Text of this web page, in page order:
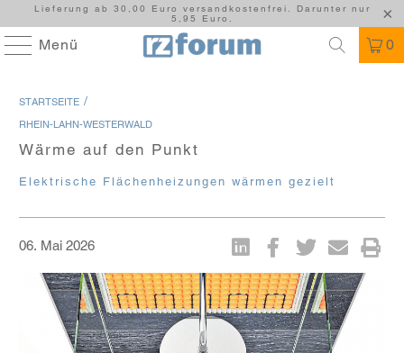
Lieferung ab 30,00 Euro versandkostenfrei. Darunter nur
5,95 Euro.
Menü 0
STARTSEITE /
RHEIN-LAHN-WESTERWALD
Wärme auf den Punkt
Elektrische Flächenheizungen wärmen gezielt
06. Mai 2026